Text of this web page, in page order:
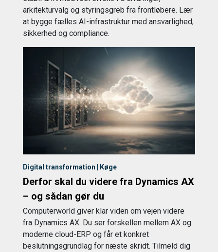
arkitekturvalg og styringsgreb fra frontløbere. Lær
at bygge fælles AI-infrastruktur med ansvarlighed,
sikkerhed og compliance.
Digital transformation | Køge
Derfor skal du videre fra Dynamics AX
– og sådan gør du
Computerworld giver klar viden om vejen videre
fra Dynamics AX. Du ser forskellen mellem AX og
moderne cloud-ERP og får et konkret
beslutningsgrundlag for næste skridt. Tilmeld dig